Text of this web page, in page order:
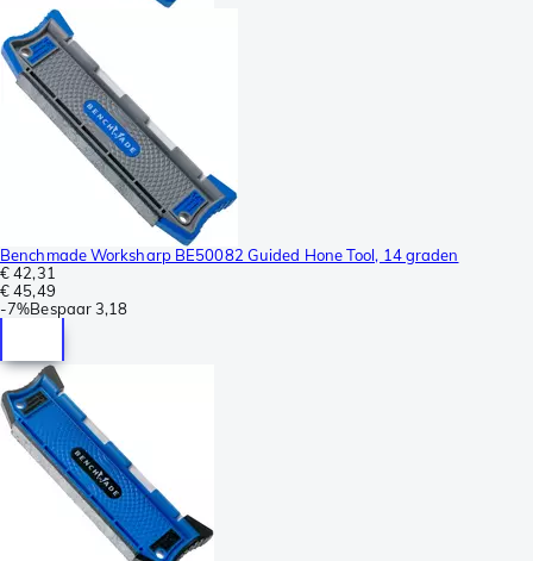
Benchmade Worksharp BE50082 Guided Hone Tool, 14 graden
€ 42,31
€ 45,49
-7%Bespaar3,18